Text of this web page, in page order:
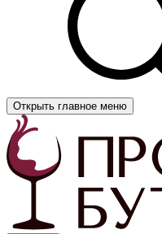
Открыть главное меню